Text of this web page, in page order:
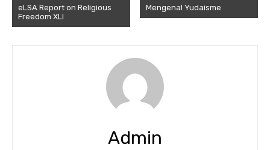
eLSA Report on Religious
Freedom XLI
Mengenal Yudaisme
Admin